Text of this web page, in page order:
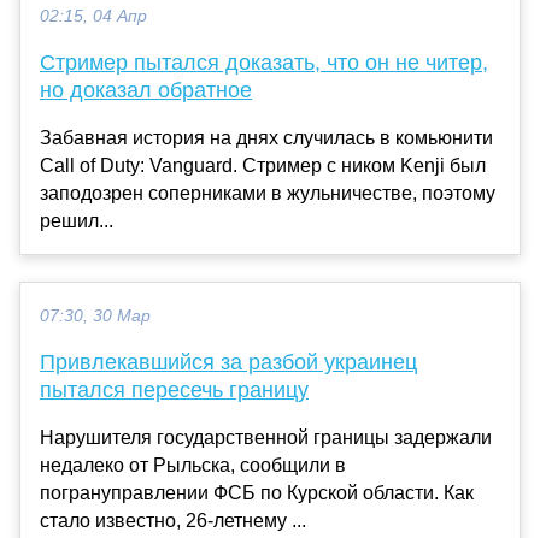
02:15, 04 Апр
Стример пытался доказать, что он не читер,
но доказал обратное
Забавная история на днях случилась в комьюнити
Call of Duty: Vanguard. Стример с ником Kenji был
заподозрен соперниками в жульничестве, поэтому
решил...
07:30, 30 Мар
Привлекавшийся за разбой украинец
пытался пересечь границу
Нарушителя государственной границы задержали
недалеко от Рыльска, сообщили в
погрануправлении ФСБ по Курской области. Как
стало известно, 26-летнему ...